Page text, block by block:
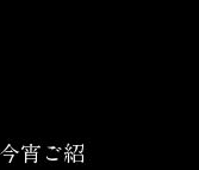
宵ご紹